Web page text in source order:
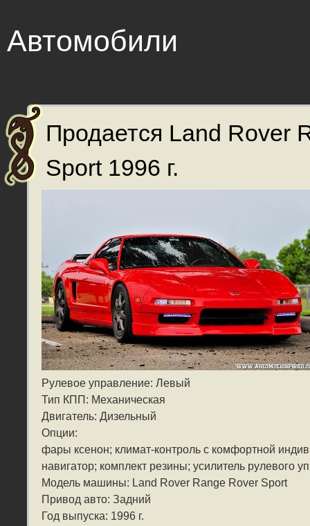
Автомобили
Продается Land Rover
Sport 1996 г.
Рулевое управление: Левый
Тип КПП: Механическая
Двигатель: Дизельный
Опции:
фары ксенон; климат-контроль с комфортной
навигатор; комплект резины; усилитель рулевого
Модель машины: Land Rover Range Rover Sport
Привод авто: Задний
Год выпуска: 1996 г.